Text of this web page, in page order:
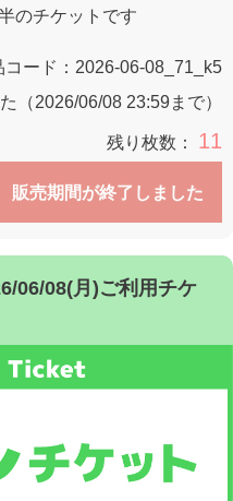
のチケットです
ード： 2026-06-08_71_k5
（2026/06/08 23:59まで）
残り枚数： 11
販売期間が終了しました
06/08(月)ご利用チケ